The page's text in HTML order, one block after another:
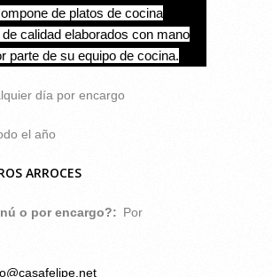
de platos de cocina
calidad elaborados con mano
parte de su equipo de cocina.
día por encargo
el año
ARROCES
o por encargo?: Por